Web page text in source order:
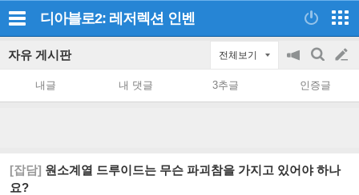
디아블로2: 레저렉션 인벤
자유 게시판 전체보기
공
on/off
검
색
글
쓰
내글 내 댓글 3추글 인증글
[잡담] 원소계열 드루이드는 무슨 파괴참을 가지고 있어야 하나
요?